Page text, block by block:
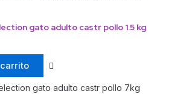
gato adulto castr pollo 1.5 kg